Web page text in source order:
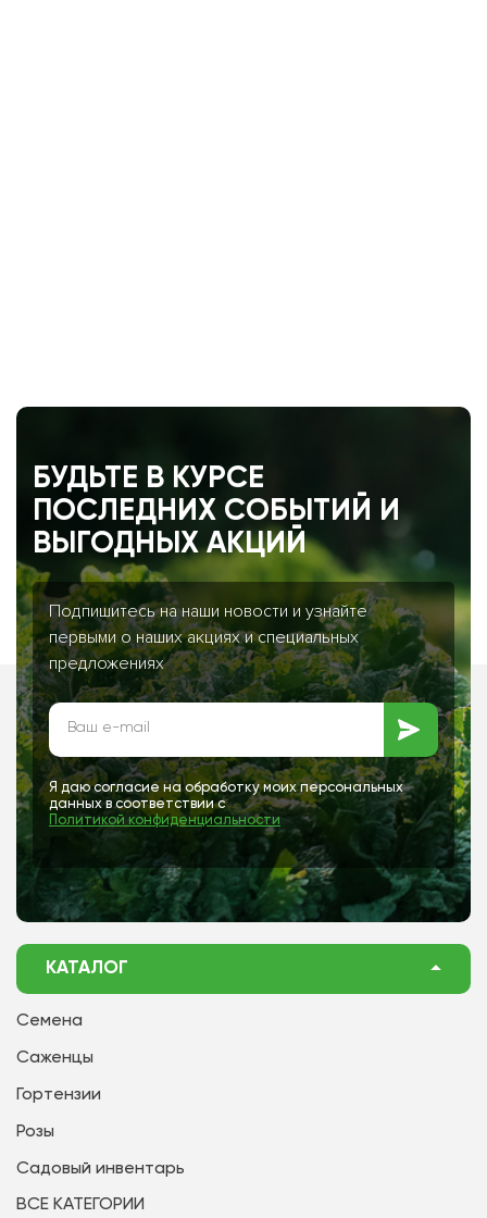
БУДЬТЕ В КУРСЕ
ПОСЛЕДНИХ СОБЫТИЙ И
ВЫГОДНЫХ АКЦИЙ
Подпишитесь на наши новости и узнайте
первыми о наших акциях и специальных
предложениях
Я даю согласие на обработку моих персональных
данных в соответствии с
Политикой конфиденциальности
КАТАЛОГ
Семена
Саженцы
Гортензии
Розы
Садовый инвентарь
ВСЕ КАТЕГОРИИ